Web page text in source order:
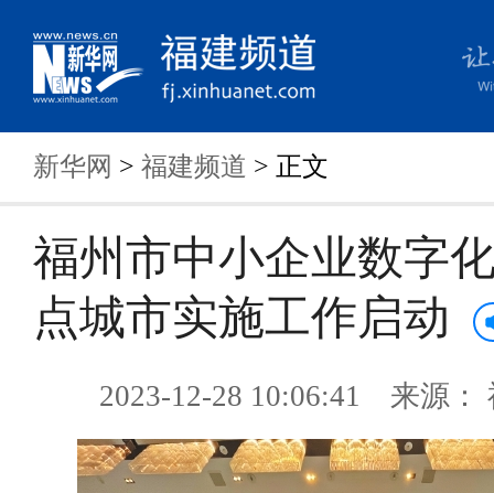
新华网 > 福建频道 > 正文
福州市中小企业数字
点城市实施工作启动
2023-12-28 10:06:41 来源：